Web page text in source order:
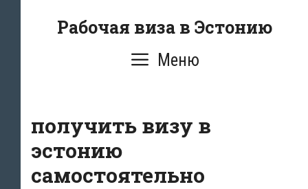
Рабочая виза в Эстонию
Меню
получить визу в
эстонию
самостоятельно